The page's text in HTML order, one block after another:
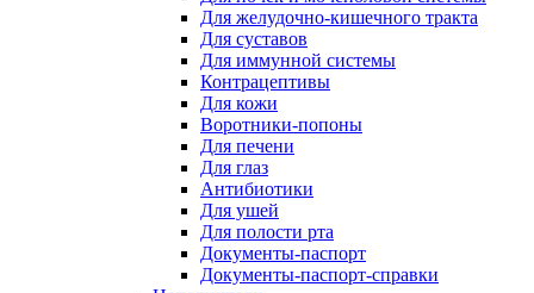
Для желудочно-кишечного тракта
Для суставов
Для иммунной системы
Контрацептивы
Для кожи
Воротники-попоны
Для печени
Для глаз
Антибиотики
Для ушей
Для полости рта
Документы-паспорт
Документы-паспорт-справки